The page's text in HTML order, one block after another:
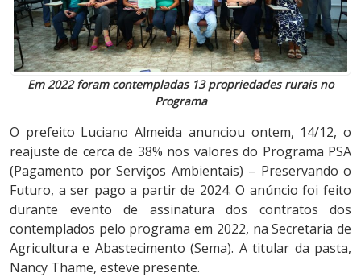
Em 2022 foram contempladas 13 propriedades rurais no
Programa
O prefeito Luciano Almeida anunciou ontem, 14/12, o
reajuste de cerca de 38% nos valores do Programa PSA
(Pagamento por Serviços Ambientais) – Preservando o
Futuro, a ser pago a partir de 2024. O anúncio foi feito
durante evento de assinatura dos contratos dos
contemplados pelo programa em 2022, na Secretaria de
Agricultura e Abastecimento (Sema). A titular da pasta,
Nancy Thame, esteve presente.